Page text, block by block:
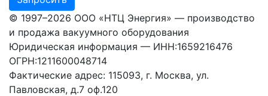
© 1997–2026 ООО «НТЦ Энергия» — производство
и продажа вакуумного оборудования
Юридическая информация — ИНН:1659216476
ОГРН:1211600048714
Фактические адрес: 115093, г. Москва, ул.
Павловская, д.7 оф.120